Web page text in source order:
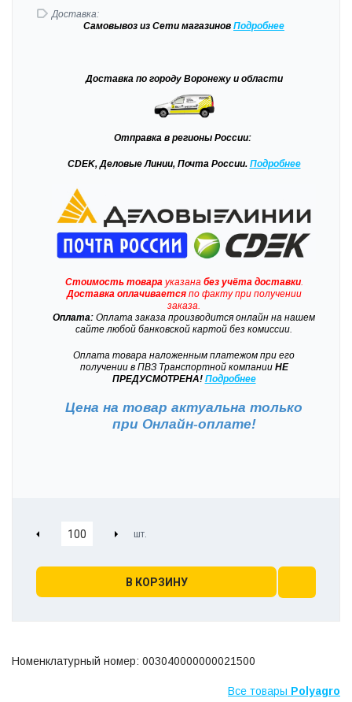
Доставка:
Самовывоз из Сети магазинов Подробнее
Доставка по городу Воронежу и области
Отправка в регионы России:
CDEK, Деловые Линии, Почта России. Подробнее
Стоимость товарауказана без учёта доставки.
Доставкаоплачиваетсяпо факту при получении
заказа.
Оплата: Оплата заказа производится онлайн на нашем
сайте любой банковской картой без комиссии.
Оплата товара наложенным платежом при его
получении в ПВЗ Транспортной компанииНЕ
ПРЕДУСМОТРЕНА! Подробнее
Цена на товар актуальна только
при Онлайн-оплате!
В КОРЗИНУ
Номенклатурный номер: 003040000000021500
Все товары Polyagro